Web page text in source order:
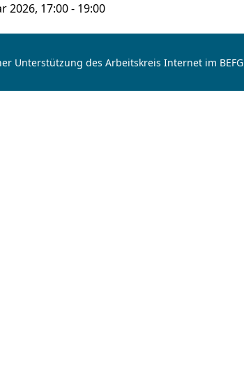
2026, 17:00 - 19:00
Unterstützung des Arbeitskreis Internet im BEFG